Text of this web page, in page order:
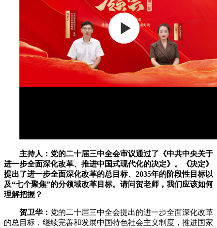
主持人：党的二十届三中全会审议通过了《中共中央关于
进一步全面深化改革、推进中国式现代化的决定》。《决定》
提出了进一步全面深化改革的总目标、2035年的阶段性目标以
及“七个聚焦”的分领域改革目标。请问贺老师，我们应该如何
理解把握？
贺卫华： 党的二十届三中全会提出的进一步全面深化改革
的总目标，继续完善和发展中国特色社会主义制度，推进国家